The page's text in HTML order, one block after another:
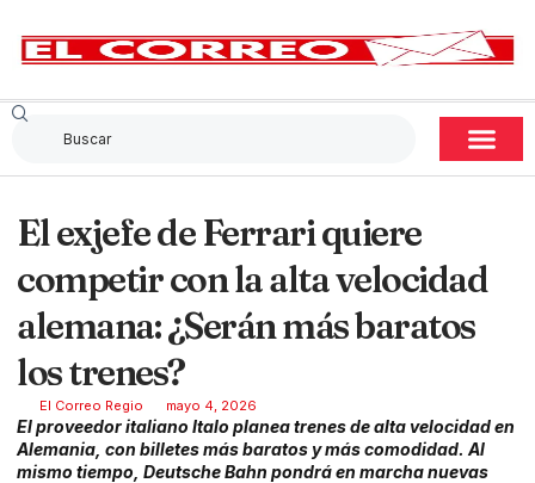
El exjefe de Ferrari quiere
competir con la alta velocidad
alemana: ¿Serán más baratos
los trenes?
El Correo Regio mayo 4, 2026
El proveedor italiano Italo planea trenes de alta velocidad en
Alemania, con billetes más baratos y más comodidad. Al
mismo tiempo, Deutsche Bahn pondrá en marcha nuevas